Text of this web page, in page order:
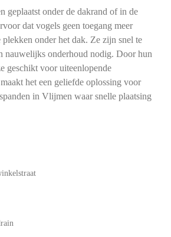
geplaatst onder de dakrand of in de
dat vogels geen toegang meer
plekken onder het dak. Ze zijn snel te
nauwelijks onderhoud nodig. Door hun
geschikt voor uiteenlopende
het een geliefde oplossing voor
in Vlijmen waar snelle plaatsing